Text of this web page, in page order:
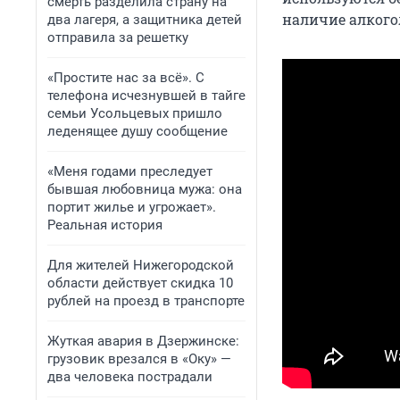
два лагеря, а защитника детей
отправила за решетку
«Простите нас за всё». С
телефона исчезнувшей в тайге
семьи Усольцевых пришло
леденящее душу сообщение
«Меня годами преследует
бывшая любовница мужа: она
портит жилье и угрожает».
Реальная история
Для жителей Нижегородской
области действует скидка 10
рублей на проезд в транспорте
Жуткая авария в Дзержинске:
грузовик врезался в «Оку» —
два человека пострадали
наличие